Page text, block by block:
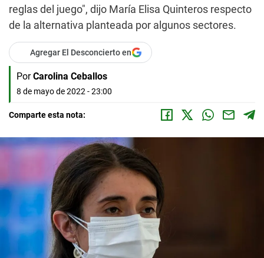
reglas del juego", dijo María Elisa Quinteros respecto
de la alternativa planteada por algunos sectores.
Agregar El Desconcierto en
Por Carolina Ceballos
8 de mayo de 2022 - 23:00
Comparte esta nota: